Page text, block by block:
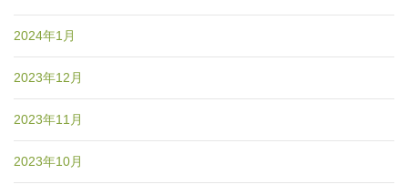
2024年1月
2023年12月
2023年11月
2023年10月